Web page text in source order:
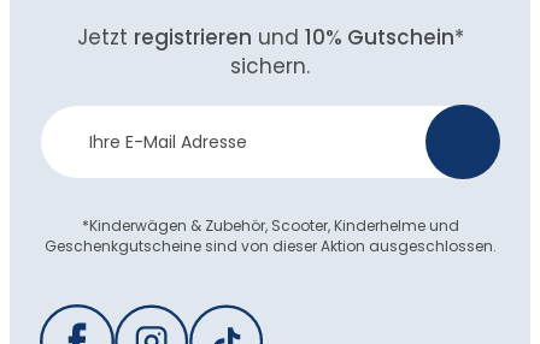
Jetzt registrieren und 10% Gutschein*
sichern.
Newsletter
Anmeldung
*Kinderwägen & Zubehör, Scooter, Kinderhelme und
Geschenkgutscheine sind von dieser Aktion ausgeschlossen.